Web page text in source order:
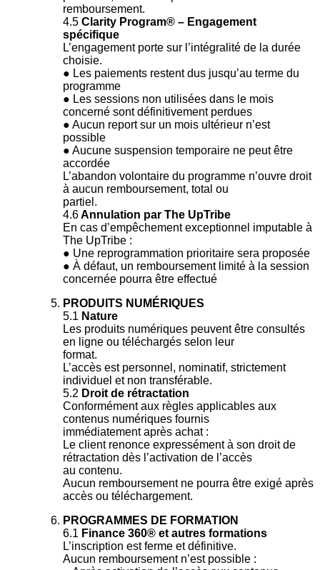
remboursement.
4.5 Clarity Program® – Engagement
spécifique
L’engagement porte sur l’intégralité de la durée
choisie.
● Les paiements restent dus jusqu’au terme du
programme
● Les sessions non utilisées dans le mois
concerné sont définitivement perdues
● Aucun report sur un mois ultérieur n’est
possible
● Aucune suspension temporaire ne peut être
accordée
L’abandon volontaire du programme n’ouvre droit
à aucun remboursement, total ou
partiel.
4.6Annulation par The UpTribe
En cas d’empêchement exceptionnel imputable à
The UpTribe :
● Une reprogrammation prioritaire sera proposée
● À défaut, un remboursement limité à la session
concernée pourra être effectué
PRODUITS NUMÉRIQUES
5.1 Nature
Les produits numériques peuvent être consultés
en ligne ou téléchargés selon leur
format.
L’accès est personnel, nominatif, strictement
individuel et non transférable.
5.2 Droit de rétractation
Conformément aux règles applicables aux
contenus numériques fournis
immédiatement après achat :
Le client renonce expressément à son droit de
rétractation dès l’activation de l’accès
au contenu.
Aucun remboursement ne pourra être exigé après
accès ou téléchargement.
PROGRAMMES DE FORMATION
6.1 Finance 360® et autres formations
L’inscription est ferme et définitive.
Aucun remboursement n’est possible :